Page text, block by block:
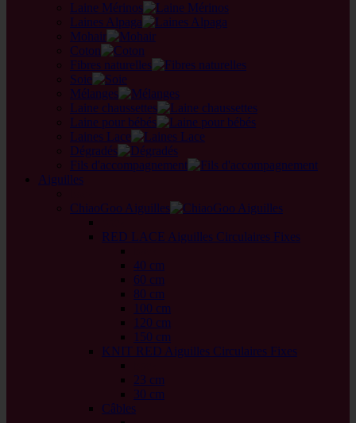
Laine Mérinos
Laines Alpaga
Mohair
Coton
Fibres naturelles
Soie
Mélanges
Laine chaussettes
Laine pour bébés
Laines Lace
Dégradés
Fils d'accompagnement
Aiguilles
ChiaoGoo Aiguilles
RED LACE Aiguilles Circulaires Fixes
40 cm
60 cm
80 cm
100 cm
120 cm
150 cm
KNIT RED Aiguilles Circulaires Fixes
23 cm
30 cm
Câbles